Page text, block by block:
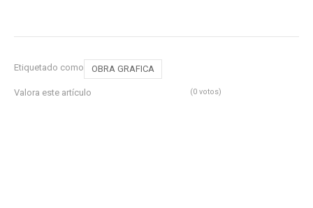
Etiquetado como OBRA GRAFICA
Valora este artículo (0 votos)